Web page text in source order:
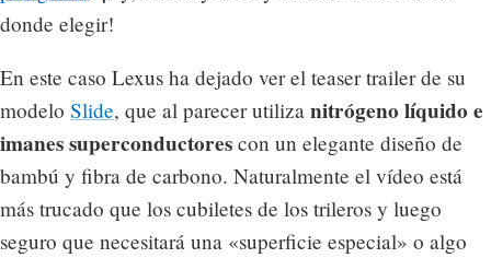
donde elegir!
En este caso Lexus ha dejado ver el teaser trailer de su
modelo Slide, que al parecer utiliza nitrógeno líquido e
imanes superconductores con un elegante diseño de
bambú y fibra de carbono. Naturalmente el vídeo está
más trucado que los cubiletes de los trileros y luego
seguro que necesitará una «superficie especial» o algo